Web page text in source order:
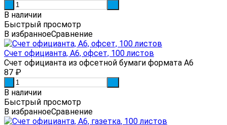
В наличии
Быстрый просмотр
В избранноеСравнение
Счет официанта, А6, офсет, 100 листов
Счет официанта из офсетной бумаги формата А6
87 ₽
В наличии
Быстрый просмотр
В избранноеСравнение